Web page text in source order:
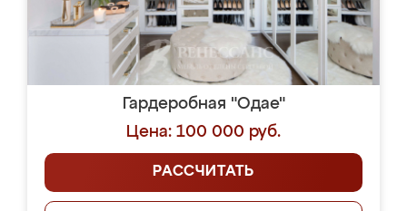
Гардеробная "Одае"
Цена: 100 000 руб.
РАССЧИТАТЬ